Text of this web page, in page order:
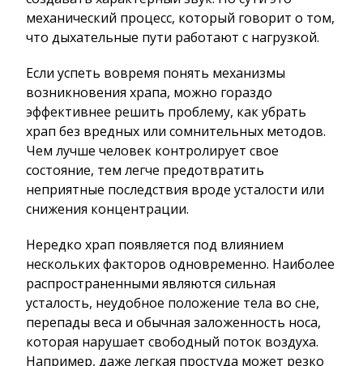
механический процесс, который говорит о том,
что дыхательные пути работают с нагрузкой.
Если успеть вовремя понять механизмы
возникновения храпа, можно гораздо
эффективнее решить проблему, как убрать
храп без вредных или сомнительных методов.
Чем лучше человек контролирует свое
состояние, тем легче предотвратить
неприятные последствия вроде усталости или
снижения концентрации.
Нередко храп появляется под влиянием
нескольких факторов одновременно. Наиболее
распространенными являются сильная
усталость, неудобное положение тела во сне,
перепады веса и обычная заложенность носа,
которая нарушает свободный поток воздуха.
Например, даже легкая простуда может резко